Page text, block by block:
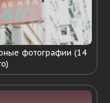
фотографии (14